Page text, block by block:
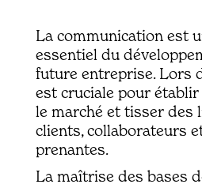
La communication est
essentiel du
future entreprise. Lors
est cruciale pour établir
le marché et tisser des
clients, collaborateurs
prenantes.
La maîtrise des bases